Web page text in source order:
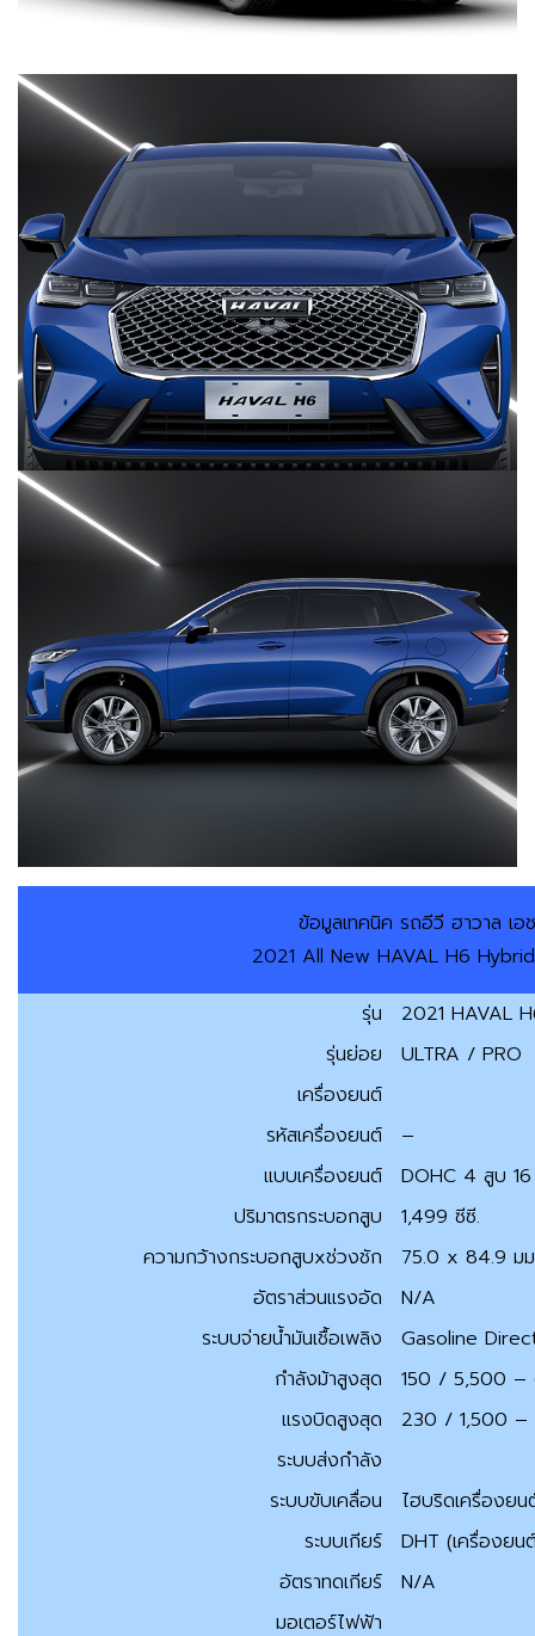
ข้อมูลเทคนิค รถอีวี ฮาวาล เ
2021 All New HAVAL H6
รุ่น
2021 HAVAL
รุ่นย่อย
ULTRA / PRO
เครื่องยนต์
รหัสเครื่องยนต์
–
แบบเครื่องยนต์
DOHC 4 สูบ 16
ปริมาตรกระบอกสูบ
1,499 ซีซี.
ความกว้างกระบอกสูบxช่วงชัก
75.0 x 84.9 ม
อัตราส่วนแรงอัด
N/A
ระบบจ่ายน้ำมันเชื้อเพลิง
Gasoline
กำลังม้าสูงสุด
150 / 5,500 –
แรงบิดสูงสุด
230 / 1,500 –
ระบบส่งกำลัง
ระบบขับเคลื่อน
ไฮบริดเครื่องย
ระบบเกียร์
DHT (เครื่องยน
อัตราทดเกียร์
N/A
มอเตอร์ไฟฟ้า